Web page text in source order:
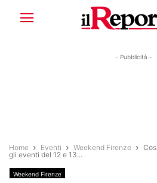
- Pubblicità -
Home Eventi Weekend Firenze
gli eventi del 12 e 13...
Weekend Firenze